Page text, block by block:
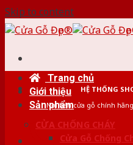
Skip to content
HỆ THỐNG
Nơi bán cửa gỗ chính
Trang chủ
Giới thiệu
Sản phẩm
CỬA CHỐNG CHÁY
Cửa Gỗ Chống